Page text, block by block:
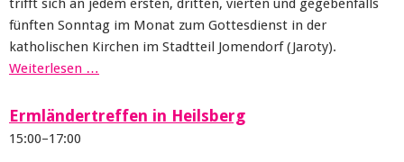
trifft sich an jedem ersten, dritten, vierten und gegebenfalls
fünften Sonntag im Monat zum Gottesdienst in der
katholischen Kirchen im Stadtteil Jomendorf (Jaroty).
Weiterlesen …
Ermländertreffen in Heilsberg
15:00–17:00